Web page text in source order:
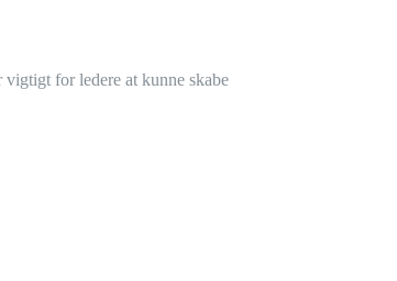
for ledere at kunne skabe